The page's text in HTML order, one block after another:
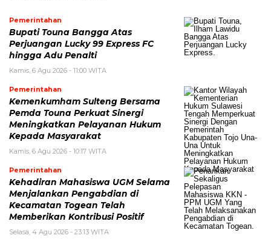
Pemerintahan
Bupati Touna Bangga Atas
Perjuangan Lucky 99 Express FC
hingga Adu Penalti
Kamis, 6 Agu 2026 - 11:00 WITA
Pemerintahan
Kemenkumham Sulteng Bersama
Pemda Touna Perkuat Sinergi
Meningkatkan Pelayanan Hukum
Kepada Masyarakat
Kamis, 6 Agu 2026 - 10:17 WITA
Pemerintahan
Kehadiran Mahasiswa UGM Selama
Menjalankan Pengabdian di
Kecamatan Togean Telah
Memberikan Kontribusi Positif
Selasa, 4 Agu 2026 - 23:13 WITA